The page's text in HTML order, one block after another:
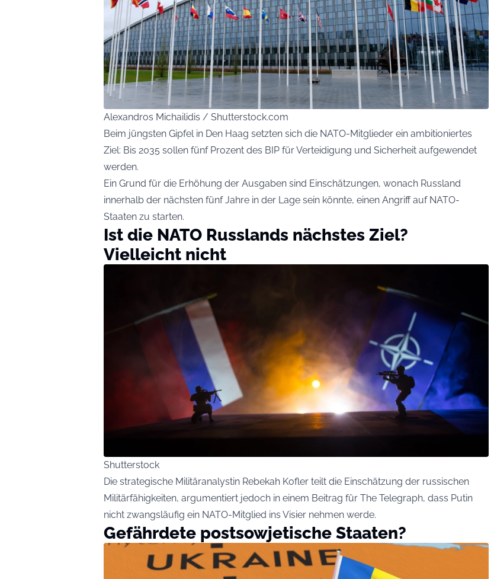
Alexandros Michailidis / Shutterstock.com
Beim jüngsten Gipfel in Den Haag setzten sich die NATO-Mitglieder ein ambitioniertes
Ziel: Bis 2035 sollen fünf Prozent des BIP für Verteidigung und Sicherheit aufgewendet
werden.
Ein Grund für die Erhöhung der Ausgaben sind Einschätzungen, wonach Russland
innerhalb der nächsten fünf Jahre in der Lage sein könnte, einen Angriff auf NATO-
Staaten zu starten.
Ist die NATO Russlands nächstes Ziel?
Vielleicht nicht
Shutterstock
Die strategische Militäranalystin Rebekah Kofler teilt die Einschätzung der russischen
Militärfähigkeiten, argumentiert jedoch in einem Beitrag für The Telegraph, dass Putin
nicht zwangsläufig ein NATO-Mitglied ins Visier nehmen werde.
Gefährdete postsowjetische Staaten?